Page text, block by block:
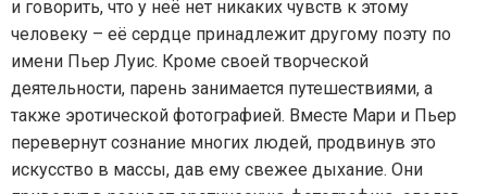
и говорить, что у неё нет никаких чувств к этому
человеку – её сердце принадлежит другому поэту по
имени Пьер Луис. Кроме своей творческой
деятельности, парень занимается путешествиями, а
также эротической фотографией. Вместе Мари и Пьер
перевернут сознание многих людей, продвинув это
искусство в массы, дав ему свежее дыхание. Они